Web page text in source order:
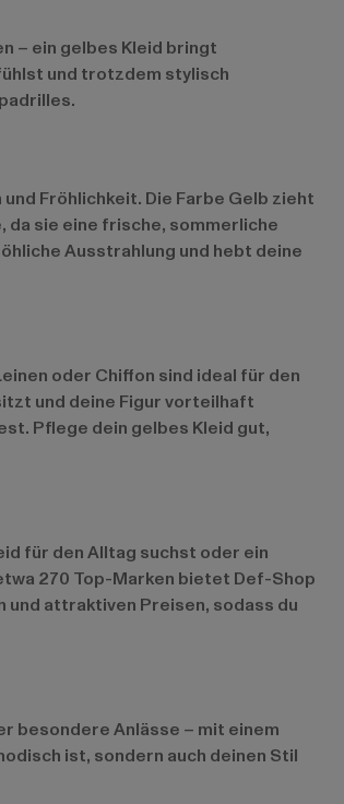
– ein gelbes Kleid bringt
und trotzdem stylisch
Fröhlichkeit. Die Farbe Gelb zieht
da sie eine frische, sommerliche
Ausstrahlung und hebt deine
oder Chiffon sind ideal für den
und deine Figur vorteilhaft
Pflege dein gelbes Kleid gut,
für den Alltag suchst oder ein
270 Top-Marken bietet Def-Shop
attraktiven Preisen, sodass du
besondere Anlässe – mit einem
ist, sondern auch deinen Stil